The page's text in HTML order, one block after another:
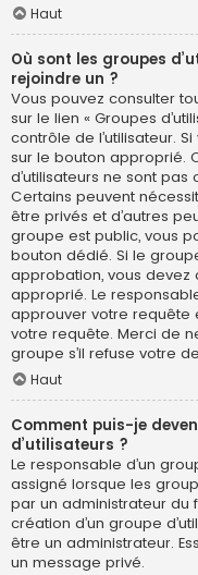
Haut
Où sont les groupes
rejoindre un ?
Vous pouvez consulter
sur le lien « Groupes
contrôle de l’utilisateur.
sur le bouton approprié.
d’utilisateurs ne sont
Certains peuvent
être privés et d’autres
groupe est public, vous
bouton dédié. Si le
approbation, vous
approprié. Le
approuver votre requête
votre requête. Merci de
groupe s’il refuse votre
Haut
Comment puis-je
d’utilisateurs ?
Le responsable d’un
assigné lorsque les
par un administrateur du
création d’un groupe
être un administrateur.
un message privé.